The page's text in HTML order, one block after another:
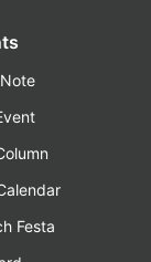
Festa